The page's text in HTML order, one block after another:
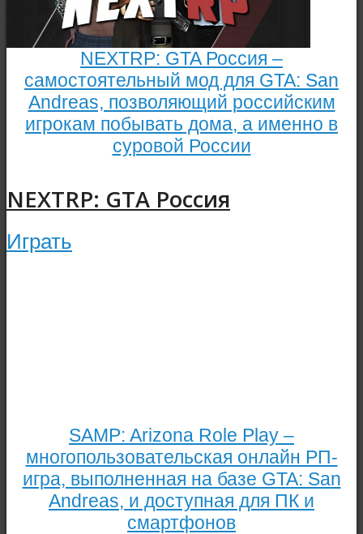
NEXTRP: GTA Россия –
самостоятельный мод для GTA: San
Andreas, позволяющий российским
игрокам побывать дома, а именно в
суровой России
NEXTRP: GTA Россия
Играть
SAMP: Arizona Role Play –
многопользовательская онлайн РП-
игра, выполненная на базе GTA: San
Andreas, и доступная для ПК и
смартфонов